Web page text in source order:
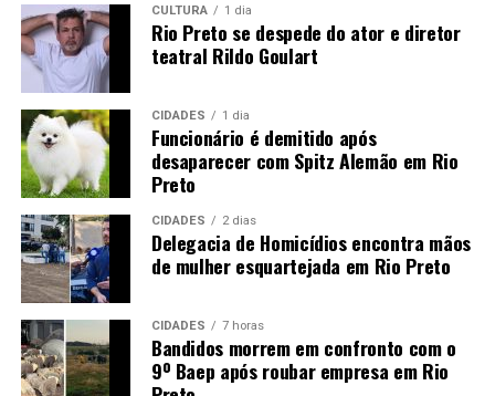
CULTURA 1 dia
Rio Preto se despede do ator e diretor
teatral Rildo Goulart
CIDADES 1 dia
Funcionário é demitido após
desaparecer com Spitz Alemão em Rio
Preto
CIDADES 2 dias
Delegacia de Homicídios encontra mãos
de mulher esquartejada em Rio Preto
CIDADES 7 horas
Bandidos morrem em confronto com o
9º Baep após roubar empresa em Rio